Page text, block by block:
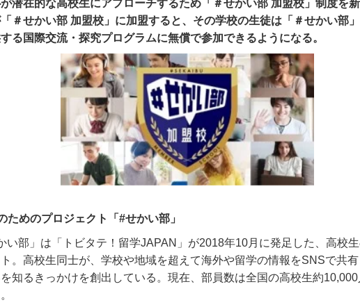
潜在的な高校生にアプローチするため「＃せかい部 加盟校」制度を
＃せかい部 加盟校」に加盟すると、その学校の生徒は「＃せかい部
る国際交流・探究プログラムに無償で参加できるようになる。
ためのプロジェクト「#せかい部」
い部」は「トビタテ！留学JAPAN 」が2018年10月に発足した、高校
。高校生同士が、学校や地域を超えて海外や留学の情報をSNSで共
知るきっかけを創出している。現在、部員数は全国の高校生約10,000